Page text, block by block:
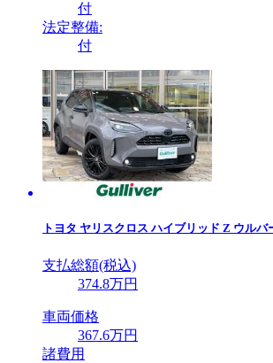
付
法定整備:
付
トヨタ ヤリスクロス ハイブリッド Z ウルバ
支払総額(税込)
374.8万円
車両価格
367.6万円
諸費用